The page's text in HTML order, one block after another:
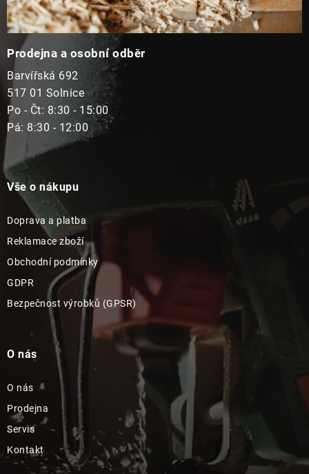
Prodejna a osobní odběr
Barvířská 692
517 01 Solnice
Po - Čt: 8:30 - 15:00
Pá: 8:30 - 12:00
Vše o nákupu
Doprava a platba
Reklamace zboží
Obchodní podmínky
GDPR
Bezpečnost výrobků (GPSR)
O nás
O nás
Prodejna
Servis
Kontakt